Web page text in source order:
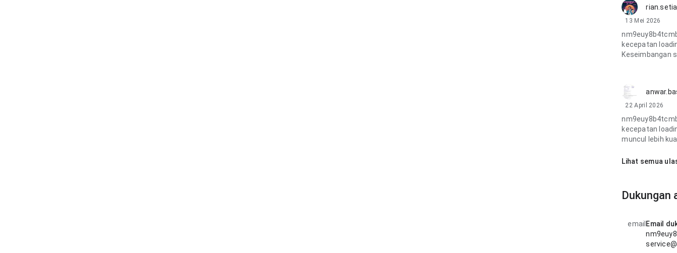
13 Mei 2026
kecepatan
Keseimbangan
22 April 2026
kecepatan
muncul lebih
Lihat semua
Dukungan
email Email